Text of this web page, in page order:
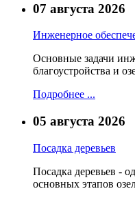
07 августа 2026
Инженерное
Основные задачи
благоустройства и
Подробнее ...
05 августа 2026
Посадка деревьев
Посадка деревьев -
основных этапов